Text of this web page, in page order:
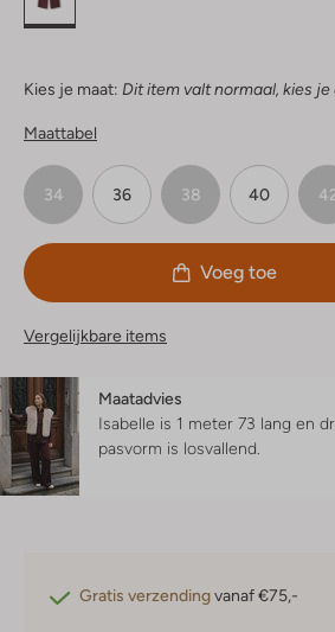
Kies je maat: Dit item valt normaal, kies
Maattabel
34 36 38 40
Voeg toe
Vergelijkbare items
Maatadvies
Isabelle is 1 meter 73 lang en
pasvorm is losvallend
Gratis verzendingvanaf €75,-